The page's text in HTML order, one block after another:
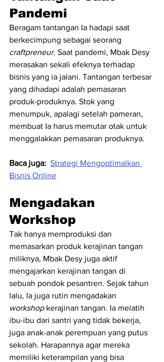
Pandemi
Beragam tantangan Ia hadapi saat
berkecimpung sebagai seorang
craftpreneur. Saat pandemi, Mbak Desy
merasakan sekali efeknya terhadap
bisnis yang ia jalani. Tantangan terbesar
yang dihadapi adalah pemasaran
produk-produknya. Stok yang
menumpuk, apalagi setelah pameran,
membuat Ia harus memutar otak untuk
menggalakkan pemasaran produknya.
Baca juga: Strategi Mengoptimalkan
Bisnis Online
Mengadakan
Workshop
Tak hanya memproduksi dan
memasarkan produk kerajinan tangan
miliknya, Mbak Desy juga aktif
mengajarkan kerajinan tangan di
sebuah pondok pesantren. Sejak tahun
lalu, Ia juga rutin mengadakan
workshop kerajinan tangan. Ia melatih
ibu-ibu dari santri yang tidak bekerja,
juga anak-anak perempuan yang putus
sekolah. Harapannya agar mereka
memiliki keterampilan yang bisa